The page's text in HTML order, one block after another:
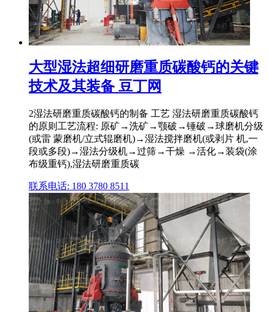
大型湿法超细研磨重质碳酸钙的关键
技术及其装备 豆丁网
2湿法研磨重质碳酸钙的制备 工艺 湿法研磨重质碳酸钙
的原则工艺流程: 原矿→洗矿→颚破→锤破→球磨机分级
(或雷 蒙磨机/立式辊磨机)→湿法搅拌磨机(或剥片 机,一
段或多段)→湿法分级机→过筛→干燥 →活化→装袋(涂
布级重钙),湿法研磨重质碳
联系电话: 180 3780 8511